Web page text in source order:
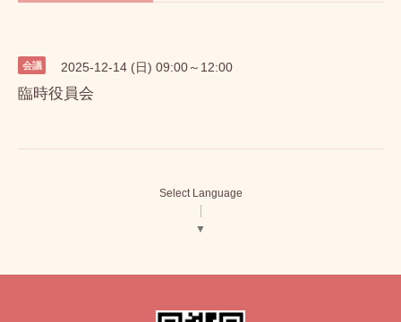
会議 2025-12-14 (日) 09:00～12:00
臨時役員会
Select Language
▼